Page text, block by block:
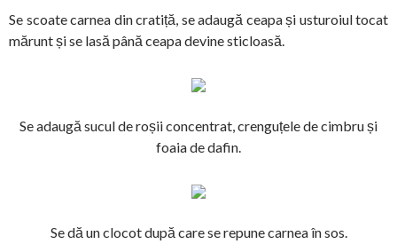
Se scoate carnea din cratiță, se adaugă ceapa și usturoiul tocat
mărunt și se lasă până ceapa devine sticloasă.
Se adaugă sucul de roșii concentrat, crenguțele de cimbru și
foaia de dafin.
Se dă un clocot după care se repune carnea în sos.